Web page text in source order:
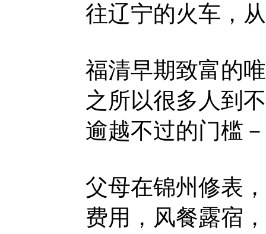
往辽宁的火车，
福清早期致富的
之所以很多人到
逾越不过的门槛
父母在锦州修表
费用，风餐露宿